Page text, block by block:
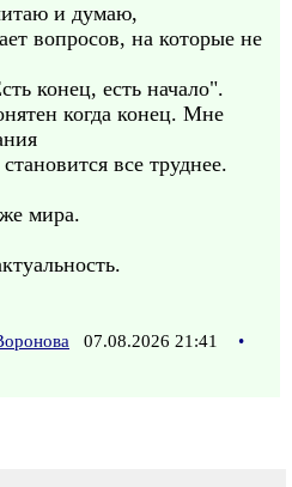
и думаю,
вопросов, на которые не
конец, есть начало".
когда конец. Мне
все труднее.
мира.
07.08.2026 21:41
•